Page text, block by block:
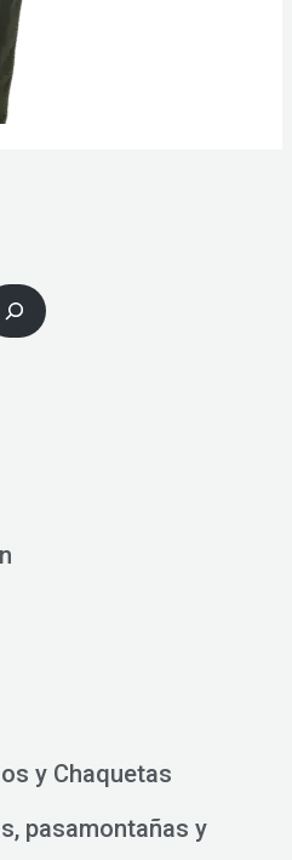
y Chaquetas
pasamontañas y